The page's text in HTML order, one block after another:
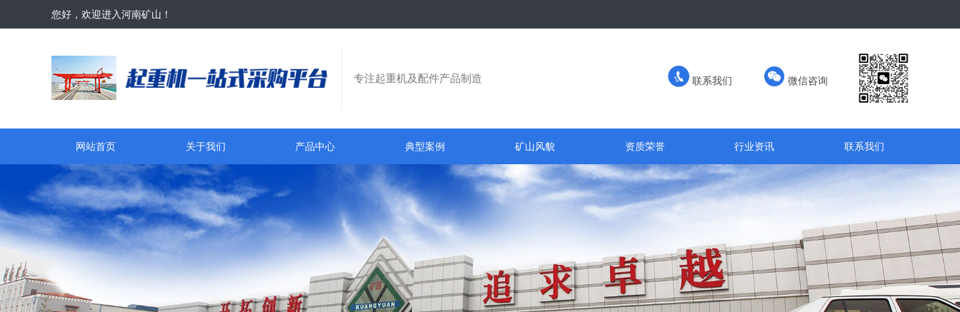
您好，欢迎进入河南矿山！
专注起重机及配件产品制造 联系我们 微信咨询
网站首页 关于我们 产品中心 典型案例 矿山风貌 资质荣誉 行业资讯 联系我们